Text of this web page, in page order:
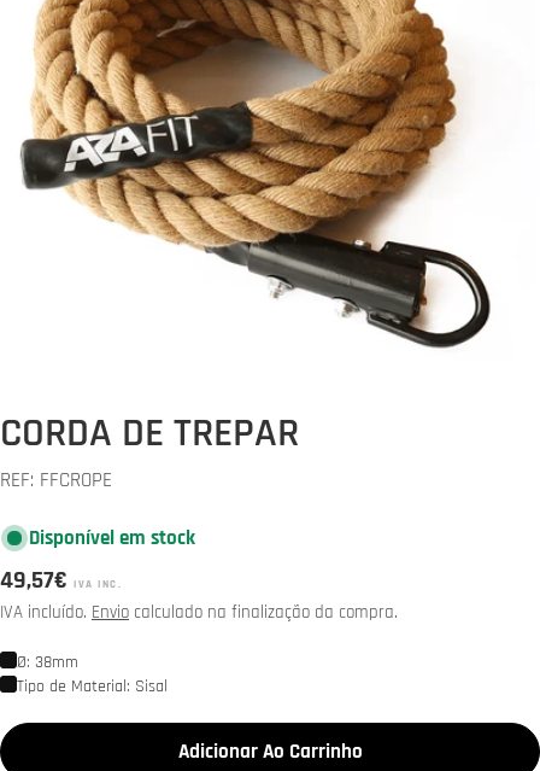
media 0 em modal
CORDA DE TREPAR
REF: FFCROPE
Disponível em stock
Preço
normal
49,57€ IVA INC.
IVA incluído. Envio calculado na finalização da compra.
Ø: 38mm
Tipo de Material: Sisal
Adicionar Ao Carrinho